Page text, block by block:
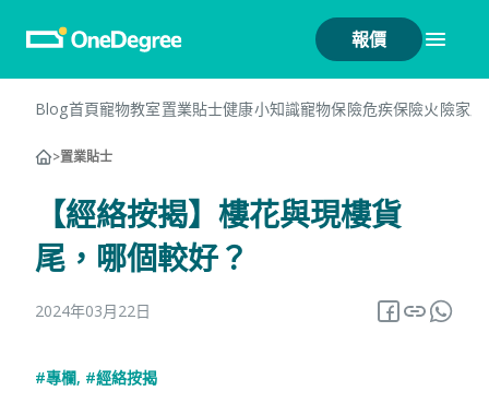
報價
Blog首頁寵物教室置業貼士健康小知識寵物保險危疾保險火險家
>置業貼士
【經絡按揭】樓花與現樓貨
尾，哪個較好？
2024年03月22日
#專欄, #經絡按揭